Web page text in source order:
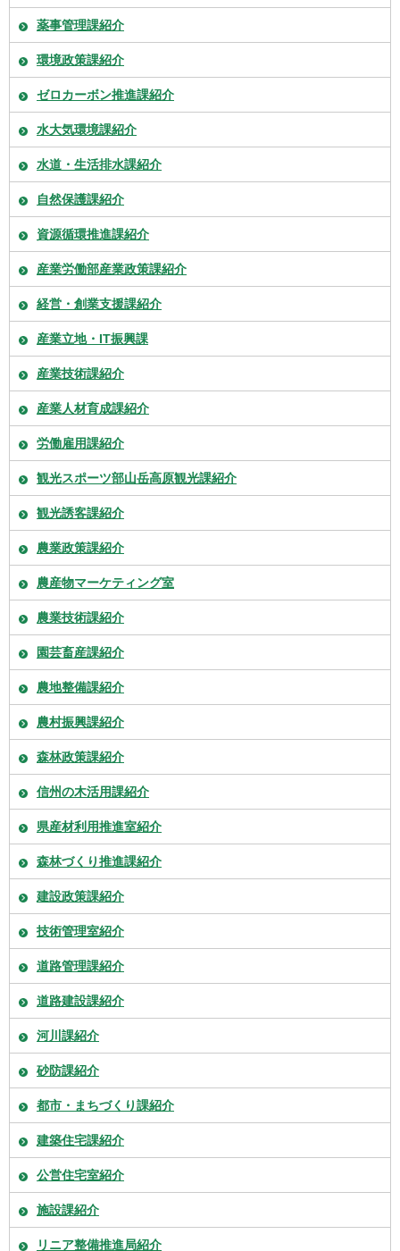
薬事管理課紹介
環境政策課紹介
ゼロカーボン推進課紹介
水大気環境課紹介
水道・生活排水課紹介
自然保護課紹介
資源循環推進課紹介
産業労働部産業政策課紹介
経営・創業支援課紹介
産業立地・IT振興課
産業技術課紹介
産業人材育成課紹介
労働雇用課紹介
観光スポーツ部山岳高原観光課紹介
観光誘客課紹介
農業政策課紹介
農産物マーケティング室
農業技術課紹介
園芸畜産課紹介
農地整備課紹介
農村振興課紹介
森林政策課紹介
信州の木活用課紹介
県産材利用推進室紹介
森林づくり推進課紹介
建設政策課紹介
技術管理室紹介
道路管理課紹介
道路建設課紹介
河川課紹介
砂防課紹介
都市・まちづくり課紹介
建築住宅課紹介
公営住宅室紹介
施設課紹介
リニア整備推進局紹介